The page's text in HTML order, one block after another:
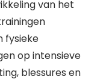
van het
fysieke
op intensieve
blessures en